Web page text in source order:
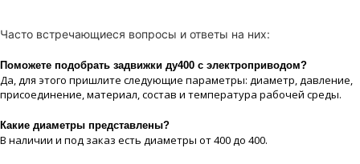
Часто встречающиеся вопросы и ответы на них:
Поможете подобрать задвижки ду400 с электроприводом?
Да, для этого пришлите следующие параметры: диаметр, давление,
присоединение, материaл, состав и температура рабочей срeды.
Какие диaметры представлены?
В наличии и под заказ есть диaметры от 400 до 400.